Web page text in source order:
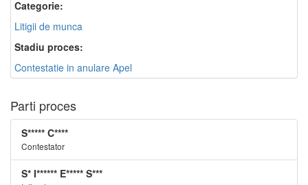
Categorie:
Litigii de munca
Stadiu proces:
Contestatie in anulare Apel
Parti proces
S***** C****
Contestator
S* I****** E***** S***